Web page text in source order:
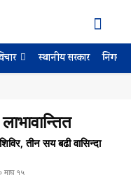
स्थानीय सरकार
तीन सय बढी वासिन्दा
माघ १५